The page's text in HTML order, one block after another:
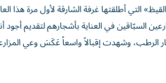
التي أطلقتها غرفة الشارقة لأول مرة هذا
السبّاقين في العناية بأشجارهم لتقديم أجود
الرطب، وشهدت إقبالاً واسعاً عَكَسَ وعي